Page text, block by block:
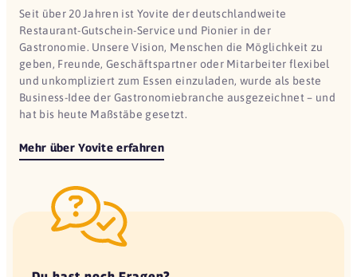
Seit über 20 Jahren ist Yovite der deutschlandweite
Restaurant-Gutschein-Service und Pionier in der
Gastronomie. Unsere Vision, Menschen die Möglichkeit zu
geben, Freunde, Geschäftspartner oder Mitarbeiter flexibel
und unkompliziert zum Essen einzuladen, wurde als beste
Business-Idee der Gastronomiebranche ausgezeichnet – und
hat bis heute Maßstäbe gesetzt.
Mehr über Yovite erfahren